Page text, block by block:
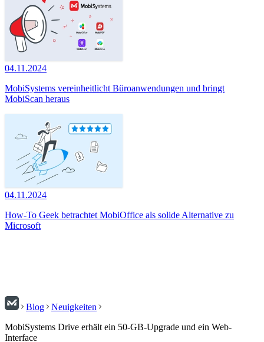
04.11.2024
MobiSystems vereinheitlicht Büroanwendungen und bringt
MobiScan heraus
04.11.2024
How-To Geek betrachtet MobiOffice als solide Alternative zu
Microsoft
Blog
Neuigkeiten
MobiSystems Drive erhält ein 50-GB-Upgrade und ein Web-
Interface